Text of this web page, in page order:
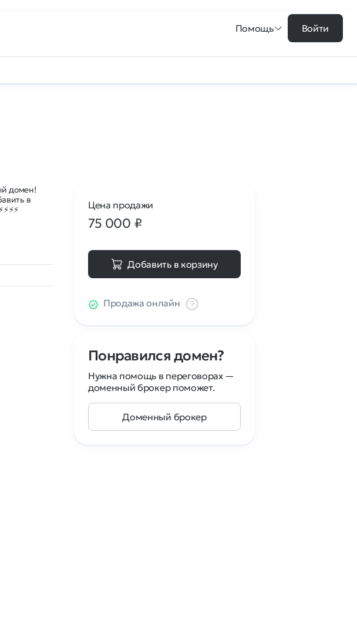
Помощь Войти
домен!
в
Цена продажи
75 000 ₽
Добавить в корзину
Продажа онлайн
Понравился домен?
Нужна помощь в переговорах —
доменный брокер поможет.
Доменный брокер